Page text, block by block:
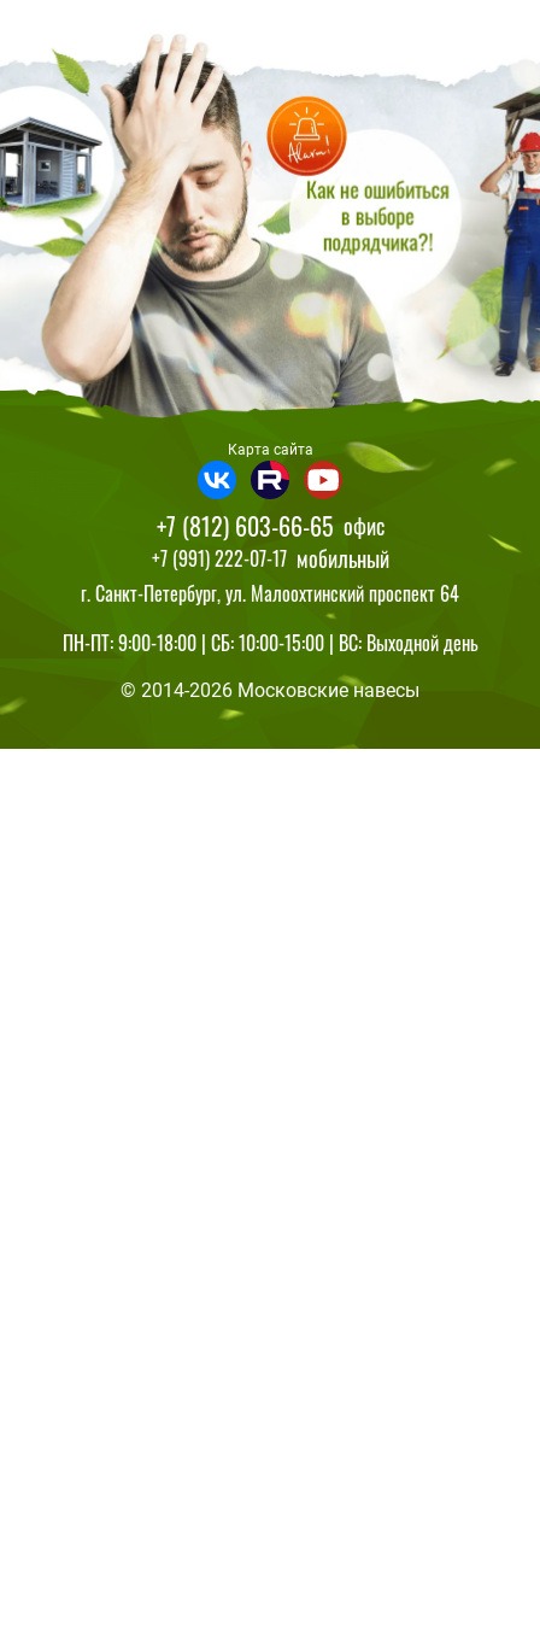
ПН-ПТ: 9:00-18:00 | СБ: 10:00-15:00 | ВС: Выходной день
© 2014-2026 Московские навесы
+7 (812) 603-66-65 офис
+7 (991) 222-07-17 мобильный
г. Санкт-Петербург, ул. Малоохтинский проспект 64
Карта сайта